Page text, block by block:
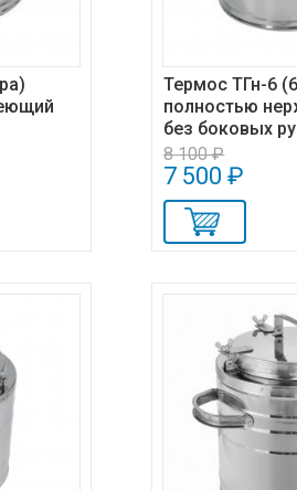
Термос ТГн-6
полностью
без боковых
8 100 ₽
7 500 ₽